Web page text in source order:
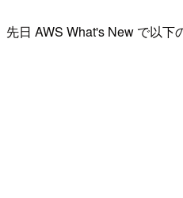
先日 AWS What's New で以下